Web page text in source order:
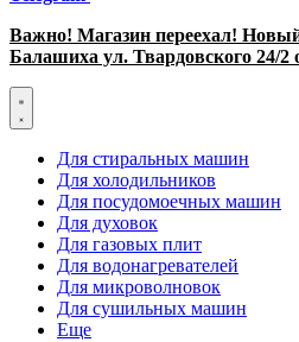
Важно! Магазин переехал!
Балашиха ул. Твардовского 24/2
Для стиральных машин
Для холодильников
Для посудомоечных машин
Для духовок
Для газовых плит
Для водонагревателей
Для микроволновок
Для сушильных машин
Еще